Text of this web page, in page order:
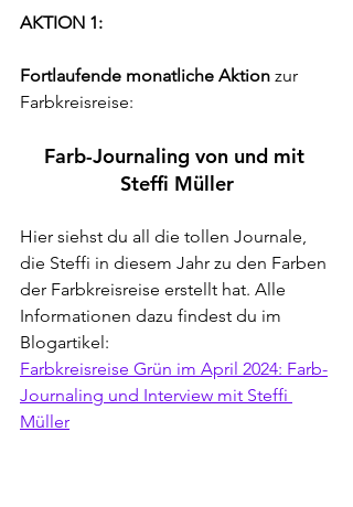
AKTION 1:
Fortlaufende monatliche Aktion zur
Farbkreisreise:
Farb-Journaling von und mit
Steffi Müller
Hier siehst du all die tollen Journale,
die Steffi in diesem Jahr zu den Farben
der Farbkreisreise erstellt hat. Alle
Informationen dazu findest du im
Blogartikel:
Farbkreisreise Grün im April 2024: Farb-
Journaling und Interview mit Steffi
Müller